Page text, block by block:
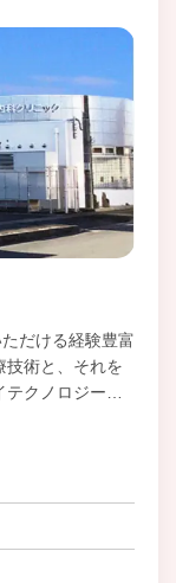
だける経験豊富
技術と、それを
テクノロジー